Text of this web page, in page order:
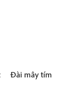
Đài mây tím